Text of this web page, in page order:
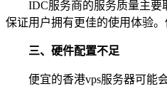
IDC服务商的服务质量主要
保证用户拥有更佳的使用体验
三、硬件配置不足
便宜的香港vps服务器可能